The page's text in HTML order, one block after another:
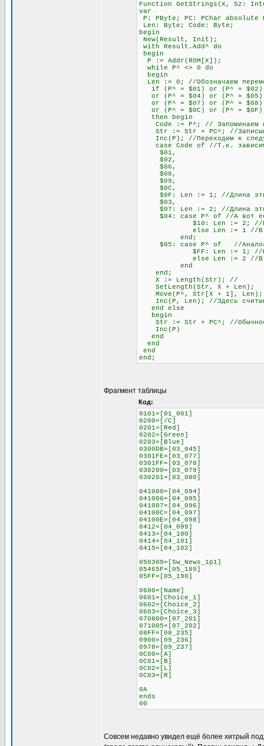
Function GetStrings(X, Sz:
var
P: PByte; PC: PChar absolute
Len: Byte; Code: Byte;
begin
New(Result, Init);
with Result.Add^ do
begin
P := Addr(ROM[X]);
while P^ <> 0 do
begin
Len := 0; //Обозначаем
if (P^ = $01) or (P^ = $02) or
or (P^ = $04) or (P^ = $05) or
or (P^ = $07) or (P^ = $08)
or (P^ = $0C) or (P^ = $0F)
then begin
Code := P^; // Запоминаем
Str := Str + PC^; //
Inc(P); //Переходим к
case Code of //Т.к.
$01,
$02,
$06,
$08,
$09,
$0C,
$0F: Len := 1; //Длина этих
$03,
$07: Len := 2; //Длина этих
$04: case P^ of //А вот если
$10: Len := 2; //Если
else Len := 1 //В любом
end;
$05: case P^ of //
$FF: Len := 1; //Если
else Len := 2 //В любом
end
end;
X := Length(Str); //
SetLength(Str, X +
Move(P^, Str[X + 1],
Inc(P, Len); //Здесь
end else
begin
Str := Str + PC^; //Обычное
Inc(P)
end
end
end
end;
Фрагмент таблицы
Код:
0101=[01_001]
0200=[/C]
0201=[Red]
0202=[Green]
0203=[Blue]
0300DB=[03_045]
0301FE=[03_077]
0301FF=[03_078]
030200=[03_079]
030201=[03_080]
041000=[04_094]
041006=[04_095]
041007=[04_096]
04100C=[04_097]
04100E=[04_098]
0412=[04_099]
0413=[04_100]
0414=[04_101]
0415=[04_102]
050309=[Sw_News_1p1]
05465F=[05_189]
05FF=[05_190]
0600=[Name]
0601=[Choice_1]
0602=[Choice_2]
0603=[Choice_3]
070800=[07_201]
071005=[07_202]
08FF=[08_235]
0900=[09_236]
0978=[09_237]
0C00=[A]
0C01=[B]
0C02=[L]
0C03=[R]
0A
ends
00
Совсем недавно увидел ещё более хитрый